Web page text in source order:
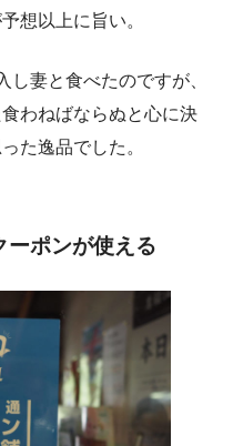
想以上に旨い。
妻と食べたのですが、
わねばならぬと心に決
た逸品でした。
ポンが使える